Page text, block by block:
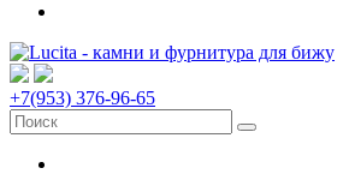
+7(953) 376-96-65